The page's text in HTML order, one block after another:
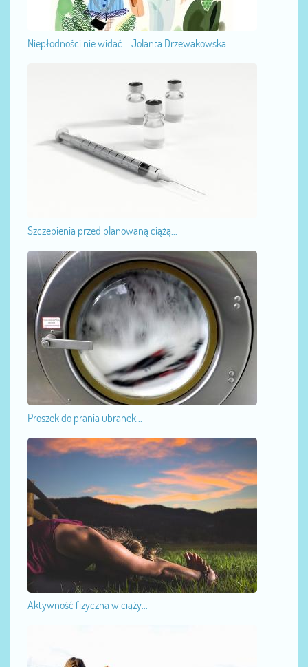
Niepłodności nie widać - Jolanta Drzewakowska...
Szczepienia przed planowaną ciążą...
Proszek do prania ubranek...
Aktywność fizyczna w ciąży...